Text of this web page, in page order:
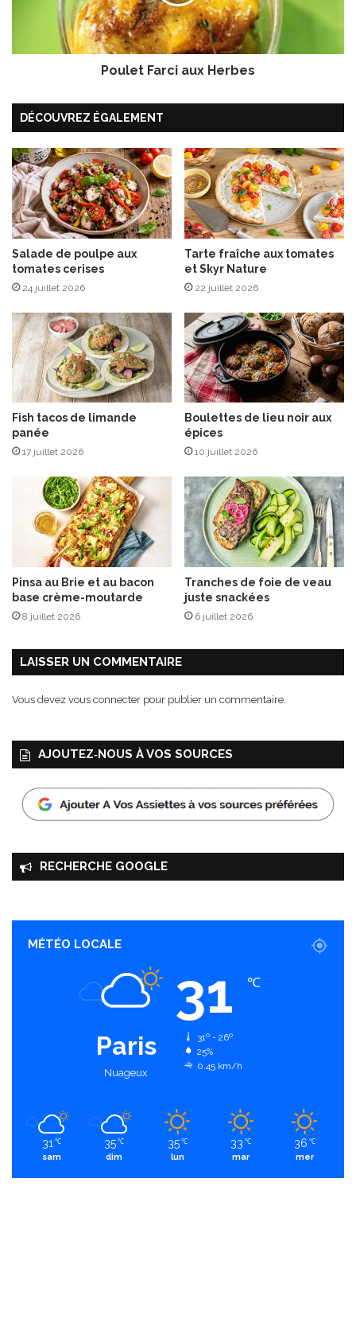
S
c
P
o
m
m
e
d
’
A
m
o
r
r
a
H
e
r
b
e
s
Poulet Farci aux Herbes
DÉCOUVREZ ÉGALEMENT
Salade de poulpe aux
tomates cerises
24 juillet 2026
Tarte fraîche aux tomates
et Skyr Nature
22 juillet 2026
Fish tacos de limande
panée
17 juillet 2026
Boulettes de lieu noir aux
épices
10 juillet 2026
Pinsa au Brie et au bacon
base crème-moutarde
8 juillet 2026
Tranches de foie de veau
juste snackées
6 juillet 2026
LAISSER UN COMMENTAIRE
Vous devez vous connecter pour publier un commentaire.
AJOUTEZ‑NOUS À VOS SOURCES
RECHERCHE GOOGLE
MÉTÉO LOCALE
Paris
Nuageux
31 ℃
31º - 26º
25%
0.45 km/h
31 ℃
sam
35 ℃
dim
35 ℃
lun
33 ℃
mar
36 ℃
mer